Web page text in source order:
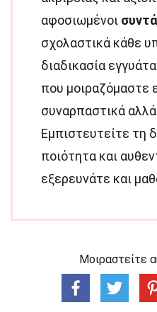
αφοσιωμένοι
σχολαστικά κάθε
διαδικασία
που μοιραζόμαστε
συναρπαστικά αλλά
Εμπιστευτείτε τη
ποιότητα και
εξερευνάτε και
Μοιραστείτε